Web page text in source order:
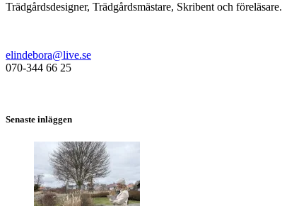
Trädgårdsdesigner, Trädgårdsmästare, Skribent och föreläsare.
elindebora@live.se
070-344 66 25
Senaste inläggen